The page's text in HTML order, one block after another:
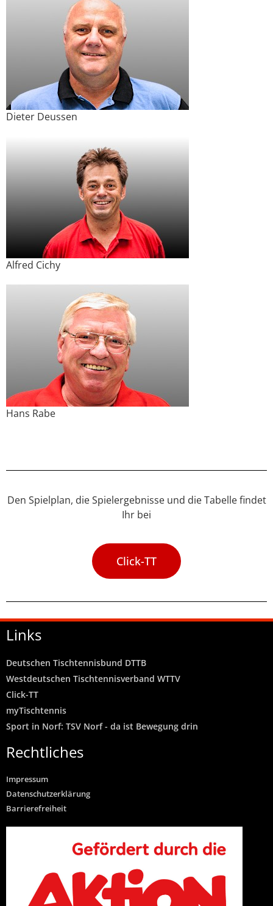
Dieter Deussen
Alfred Cichy
Hans Rabe
Den Spielplan, die Spielergebnisse und die Tabelle findet
Ihr bei
Click-TT
Links
Deutschen Tischtennisbund DTTB
Westdeutschen Tischtennisverband WTTV
Click-TT
myTischtennis
Sport in Norf: TSV Norf - da ist Bewegung drin
Rechtliches
Impressum
Datenschutzerklärung
Barrierefreiheit